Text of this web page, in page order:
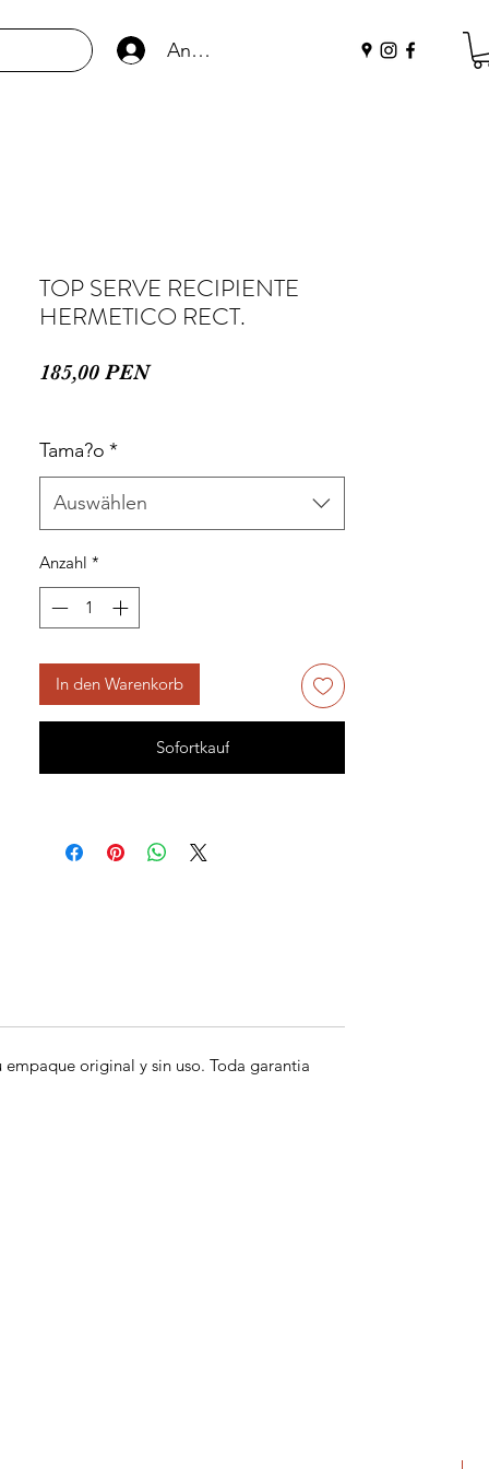
Anmelden
TOP SERVE RECIPIENTE
HERMETICO RECT.
185,00 PENPreis
Tama?o *
Auswählen
Anzahl *
In den Warenkorb
Sofortkauf
original y sin uso. Toda garantia